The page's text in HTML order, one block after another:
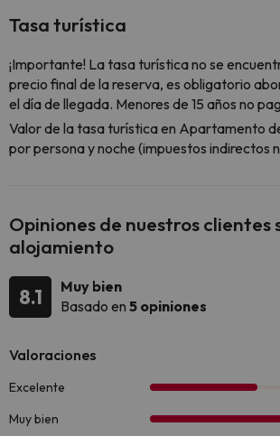
Tasa turística
¡Importante! La tasa turística no se
precio final de la reserva, es obligatorio
el día de llegada. Menores de 15 años no
Valor de la tasa turística en Apartamento
por persona y noche (impuestos indirectos
Opiniones de nuestros clientes
alojamiento
8.1
Muy bien
Basado en 5 opiniones